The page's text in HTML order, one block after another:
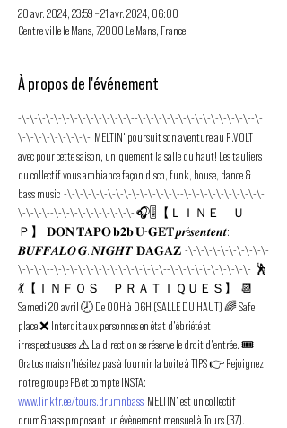
20 avr. 2024, 23:59 – 21 avr. 2024, 06:00
Centre ville le Mans, 72000 Le Mans, France
À propos de l'événement
-\-\-\-\-\-\-\-\-\-\-\-\-\-\--\-\-\-\-\-\-\-\-\-\-\-\-\-\--\-
\-\-\-\-\-\-\-\-\-  MELTIN' poursuit son aventure au R.VOLT
avec pour cette saison, uniquement la salle du haut! Les tauliers
du collectif vous ambiance façon disco, funk, house, dance &
bass music  -\-\-\-\-\-\-\-\-\-\-\-\-\-\--\-\-\-\-\-\-\-\-\-\-
\-\-\-\--\-\-\-\-\-\-\-\-\-\- 🎧🎚️【﻿ＬＩＮＥ　Ｕ
Ｐ】  𝐃𝐎𝐍 𝐓𝐀𝐏𝐎 𝐛𝟐𝐛 𝐔-𝐆𝐄𝐓 𝒑𝒓é𝒔𝒆𝒏𝒕𝒆𝒏𝒕:
𝑩𝑼𝑭𝑭𝑨𝑳𝑶 𝑮. 𝑵𝑰𝑮𝑯𝑻  𝐃𝐀𝐆𝐀𝐙  -\-\-\-\-\-\-\-\-\-\-
\-\-\-\--\-\-\-\-\-\-\-\-\-\-\-\-\-\--\-\-\-\-\-\-\-\-\-\-  🕺
💃【﻿ＩＮＦＯＳ　ＰＲＡＴＩＱＵＥＳ】  📆
Samedi 20 avril 🕗 De 00H à 06H (SALLE DU HAUT) 🌈 Safe
place ❌ Interdit aux personnes en état d'ébriété et
irrespectueuses ⚠️ La direction se réserve le droit d'entrée. 🎟️
Gratos mais n'hésitez pas à fournir la boite à TIPS 👉 Rejoignez
notre groupe FB et compte INSTA:
www.linktr.ee/tours.drumnbass
  MELTIN' est un collectif
drum&bass proposant un évènement mensuel à Tours (37).